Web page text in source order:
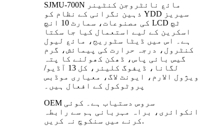
SJMU-700N مائع نائٹروجن کنٹینر
ذہین نگرانی کے نظام کو YDD سیریز
کی مصنوعات، سمارٹ 10 انچ LCD ٹچ
اسکرین کے لیے استعمال کیا جا سکتا
ہے۔ اس میں ڈیٹا سٹوریج، مائع لیول
کنٹرول، درجہ حرارت کی پیمائش، گرم
گیس بائی پاس، ڈھکن کھولنے کا پتہ
لگانا، ڈیفوگ کلیئر، کل 13 آڈیو/
ویژول الارم، ایونٹ لاگ، معیاری موڈبس
پروٹوکول کے افعال ہیں۔
OEM سروس دستیاب ہے۔ کوئی
انکوائری، براہ مہربانی ہم سے رابطہ
کرنے میں سنکوچ نہ کریں.